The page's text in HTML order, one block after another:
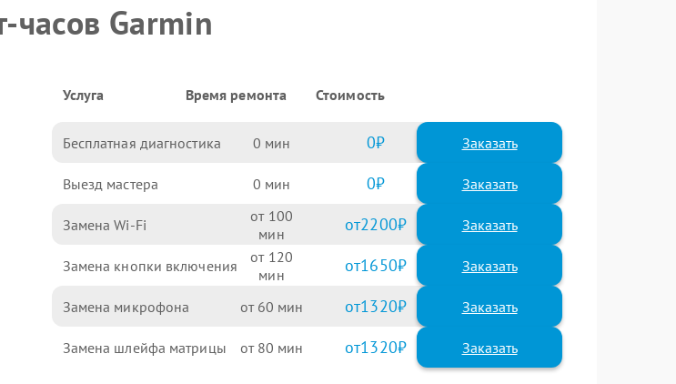
часов Garmin
Услуга Время ремонта Стоимость
Бесплатная диагностика 0 0 Заказать
Выезд мастера 0 0 Заказать
Замена Wi-Fi 100 2200
Замена кнопки включения 120 1650
Замена микрофона 60 1320
Замена шлейфа матрицы 80 1320